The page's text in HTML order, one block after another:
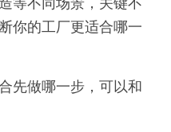
你的工厂更适合哪一
先做哪一步，可以和